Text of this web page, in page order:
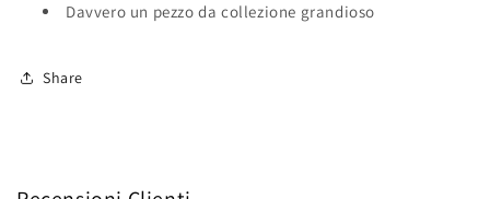
Davvero un pezzo da collezione grandioso
Share